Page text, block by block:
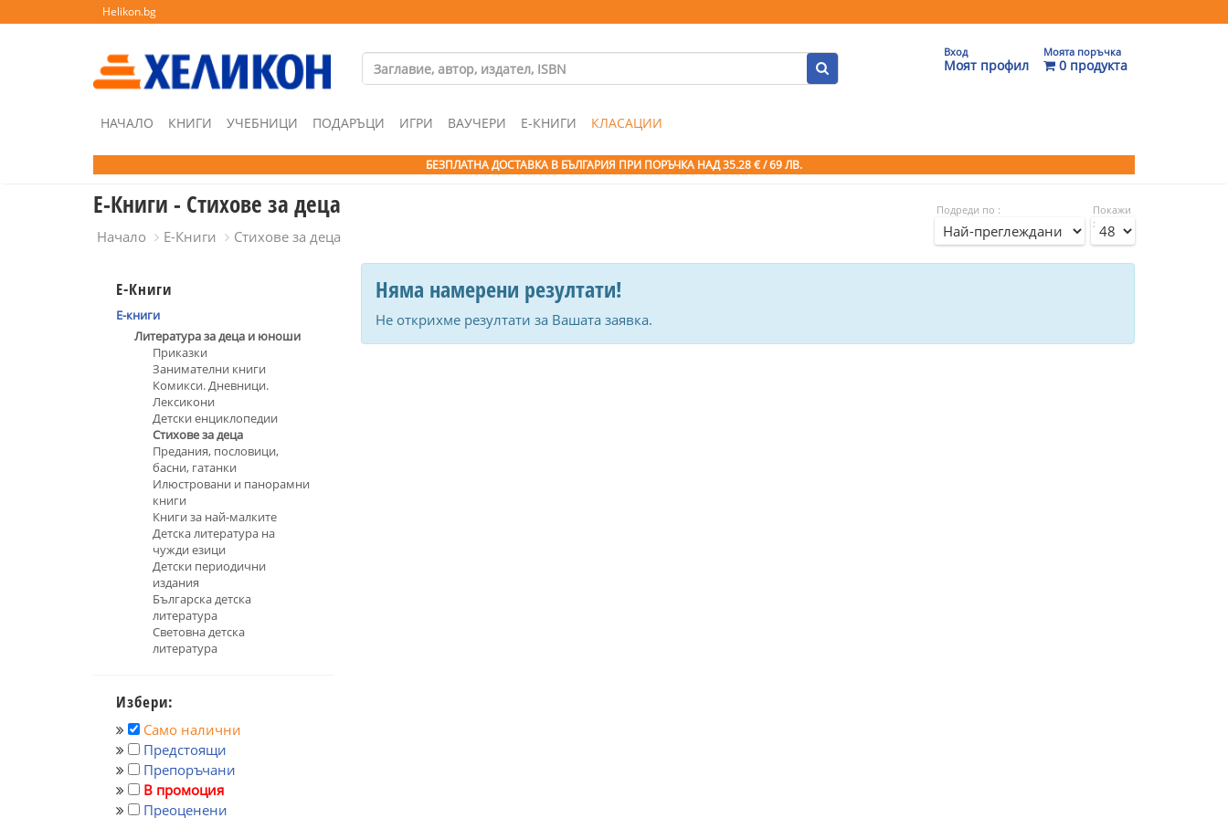
Helikon.bg
Вход
Моят профил
Моята поръчка
0 продукта
НАЧАЛО КНИГИ УЧЕБНИЦИ ПОДАРЪЦИ ИГРИ ВАУЧЕРИ Е-КНИГИ КЛАСАЦИИ
БЕЗПЛАТНА ДОСТАВКА В БЪЛГАРИЯ ПРИ ПОРЪЧКА НАД 35.28 € / 69 ЛВ.
Е-Книги - Стихове за деца
Начало Е-Книги Стихове за деца
Подреди по :
Покажи
:
Е-Книги
Е-книги
Литература за деца и юноши
Приказки
Занимателни книги
Комикси. Дневници.
Лексикони
Детски енциклопедии
Стихове за деца
Предания, пословици,
басни, гатанки
Илюстровани и панорамни
книги
Книги за най-малките
Детска литература на
чужди езици
Детски периодични
издания
Българска детска
литература
Световна детска
литература
Избери:
Само налични
Предстоящи
Препоръчани
В промоция
Преоценени
Няма намерени резултати!
Не открихме резултати за Вашата заявка.